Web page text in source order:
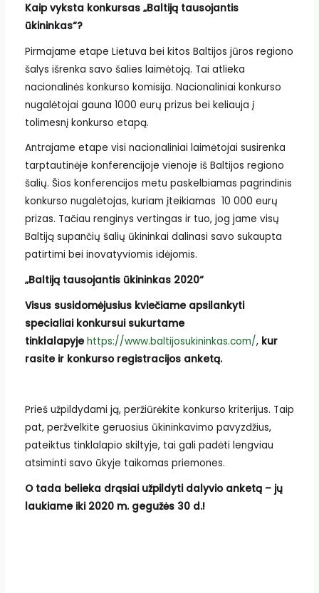
Kaip vyksta konkursas „Baltiją tausojantis
ūkininkas“?
Pirmajame etape Lietuva bei kitos Baltijos jūros regiono
šalys išrenka savo šalies laimėtoją. Tai atlieka
nacionalinės konkurso komisija. Nacionaliniai konkurso
nugalėtojai gauna 1000 eurų prizus bei keliauja į
tolimesnį konkurso etapą.
Antrajame etape visi nacionaliniai laimėtojai susirenka
tarptautinėje konferencijoje vienoje iš Baltijos regiono
šalių. Šios konferencijos metu paskelbiamas pagrindinis
konkurso nugalėtojas, kuriam įteikiamas 10 000 eurų
prizas. Tačiau renginys vertingas ir tuo, jog jame visų
Baltiją supančių šalių ūkininkai dalinasi savo sukaupta
patirtimi bei inovatyviomis idėjomis.
„Baltiją tausojantis ūkininkas 2020“
Visus susidomėjusius kviečiame apsilankyti
specialiai konkursui sukurtame
tinklalapyjehttps://www.baltijosukininkas.com/, kur
rasite ir konkurso registracijos anketą.
Prieš užpildydami ją, peržiūrėkite konkurso kriterijus. Taip
pat, peržvelkite geruosius ūkininkavimo pavyzdžius,
pateiktus tinklalapio skiltyje, tai gali padėti lengviau
atsiminti savo ūkyje taikomas priemones.
O tada belieka drąsiai užpildyti dalyvio anketą – jų
laukiame iki 2020 m. gegužės 30 d.!